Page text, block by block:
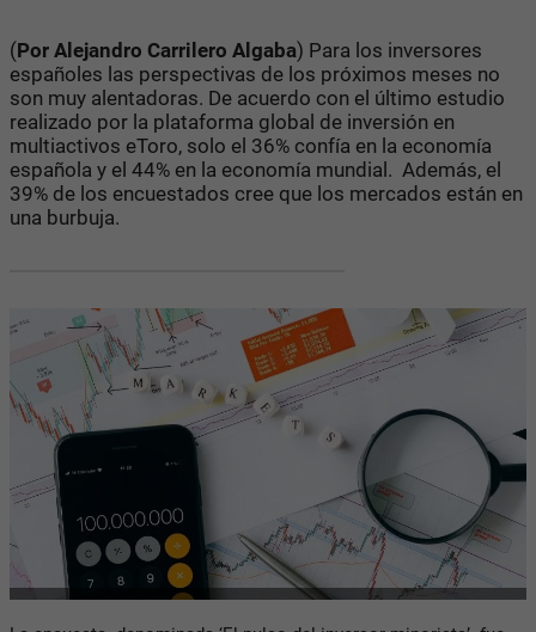
(Por Alejandro Carrilero Algaba) Para los inversores
españoles las perspectivas de los próximos meses no
son muy alentadoras. De acuerdo con el último estudio
realizado por la plataforma global de inversión en
multiactivos eToro, solo el 36% confía en la economía
española y el 44% en la economía mundial. Además, el
39% de los encuestados cree que los mercados están en
una burbuja.